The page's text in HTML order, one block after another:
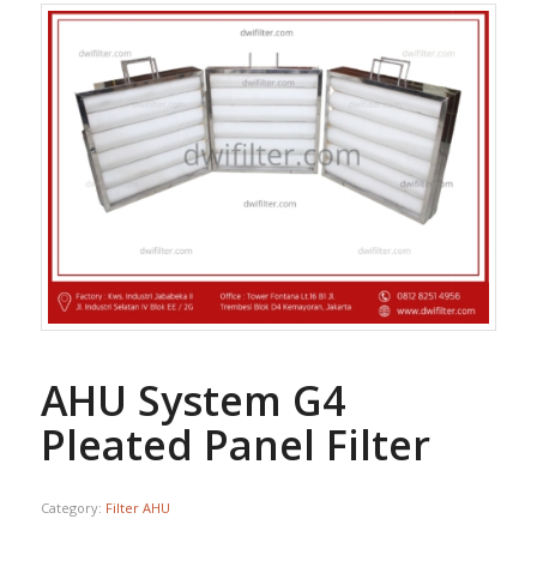
AHU System G4
Pleated Panel Filter
Category: Filter AHU